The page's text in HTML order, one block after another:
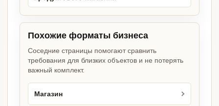
Похожие форматы бизнеса
Соседние страницы помогают сравнить
требования для близких объектов и не потерять
важный комплект.
Магазин